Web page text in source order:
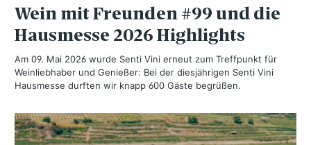
Wein mit Freunden #99 und die
Hausmesse 2026 Highlights
Am 09. Mai 2026 wurde Senti Vini erneut zum Treffpunkt für
Weinliebhaber und Genießer: Bei der diesjährigen Senti Vini
Hausmesse durften wir knapp 600 Gäste begrüßen.